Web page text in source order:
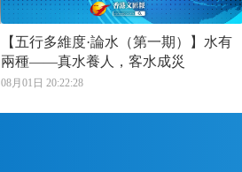
【五行多維度·論水（第一期）】水有
兩種——真水養人，客水成災
08月01日 20:22:28